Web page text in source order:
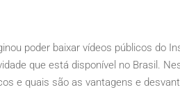
poder baixar vídeos públicos do
que está disponível no Brasil.
e quais são as vantagens e